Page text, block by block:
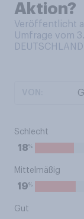
Aktion?
Veröffentlicht
Umfrage vom
DEUTSCHLAND
Schlecht
18%
Mittelmäßig
19%
Gut